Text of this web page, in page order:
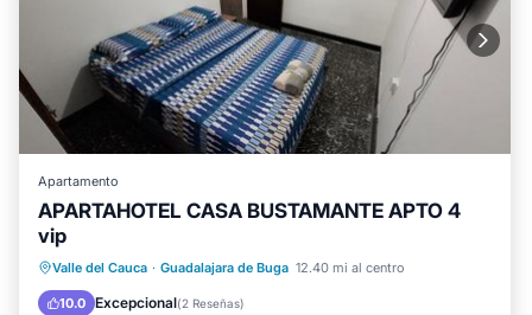
Apartamento
APARTAHOTEL CASA BUSTAMANTE APTO 4
vip
Valle del Cauca · Guadalajara de Buga 12.40 mi al centro
10.0 Excepcional(2 Reseñas)
Aparcamiento
Internet
Apto para niños